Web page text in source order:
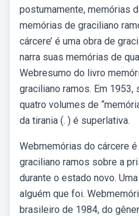
postumamente, memórias
memórias de graciliano
cárcere’ é uma obra de
narra suas memórias de
Webresumo do livro
graciliano ramos. Em
quatro volumes de
da tirania (. ) é superlativa.
Webmemórias do cárcere
graciliano ramos sobre a
durante o estado novo.
alguém que foi.
brasileiro de 1984, do